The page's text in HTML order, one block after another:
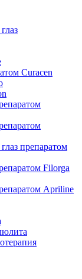
Curacen
препаратом
Filorga
Apriline